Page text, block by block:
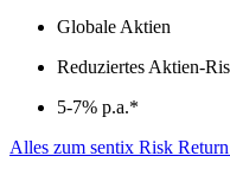
Globale Aktien
Reduziertes Aktien-
5-7% p.a.*
Alles zum sentix Risk